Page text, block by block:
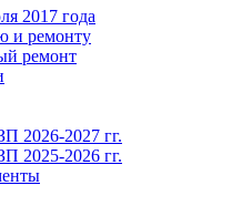
2017 года
и ремонту
ремонт
2026-2027 гг.
2025-2026 гг.